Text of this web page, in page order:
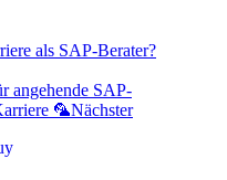
als SAP-Berater?
angehende SAP-
🦜Nächster